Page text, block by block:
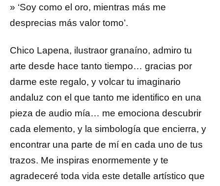
» ‘Soy como el oro, mientras más me
desprecias más valor tomo’.
Chico Lapena, ilustraor granaíno, admiro tu
arte desde hace tanto tiempo… gracias por
darme este regalo, y volcar tu imaginario
andaluz con el que tanto me identifico en una
pieza de audio mía… me emociona descubrir
cada elemento, y la simbología que encierra, y
encontrar una parte de mí en cada uno de tus
trazos. Me inspiras enormemente y te
agradeceré toda vida este detalle artístico que